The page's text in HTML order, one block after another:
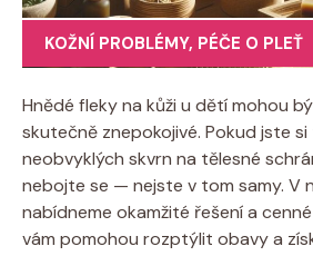
KOŽNÍ PROBLÉMY, PÉČE O PLEŤ
Hnědé fleky na kůži u dětí mohou
skutečně znepokojivé. Pokud jste si
neobvyklých skvrn na tělesné
nebojte se — nejste v tom samy. V
nabídneme okamžité řešení a
vám pomohou rozptýlit obavy a